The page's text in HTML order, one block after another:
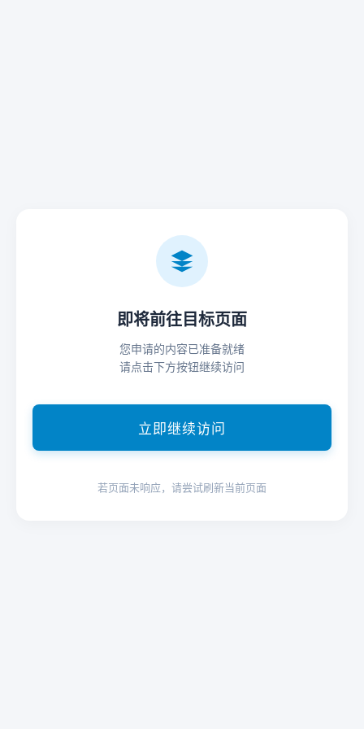
即将前往目标页面
您申请的内容已准备就绪
请点击下方按钮继续访问
立即继续访问
若页面未响应，请尝试刷新当前页面